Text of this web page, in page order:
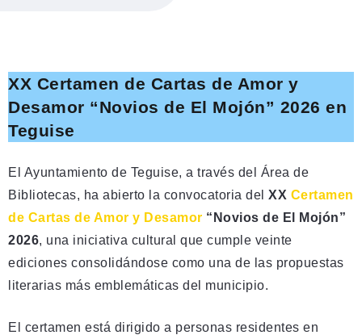
XX Certamen de Cartas de Amor y
Desamor “Novios de El Mojón” 2026 en
Teguise
El Ayuntamiento de Teguise, a través del Área de
Bibliotecas, ha abierto la convocatoria del XX Certamen
de Cartas de Amor y Desamor “Novios de El Mojón”
2026, una iniciativa cultural que cumple veinte
ediciones consolidándose como una de las propuestas
literarias más emblemáticas del municipio.
El certamen está dirigido a personas residentes en